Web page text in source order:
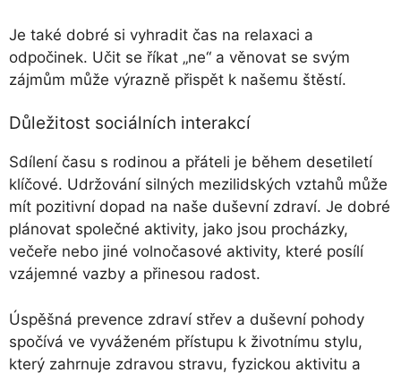
Je také dobré si vyhradit čas na relaxaci a
odpočinek. Učit se říkat „ne“ a věnovat se svým
zájmům může výrazně přispět k našemu štěstí.
Důležitost sociálních interakcí
Sdílení času s rodinou a přáteli je během desetiletí
klíčové. Udržování silných mezilidských vztahů může
mít pozitivní dopad na naše duševní zdraví. Je dobré
plánovat společné aktivity, jako jsou procházky,
večeře nebo jiné volnočasové aktivity, které posílí
vzájemné vazby a přinesou radost.
Úspěšná prevence zdraví střev a duševní pohody
spočívá ve vyváženém přístupu k životnímu stylu,
který zahrnuje zdravou stravu, fyzickou aktivitu a